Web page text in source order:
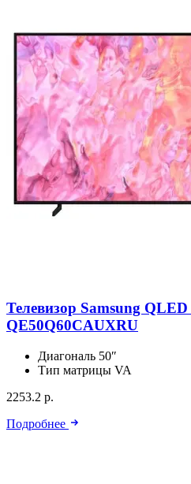
Телевизор Samsung
QE50Q60CAUXRU
Диагональ 50″
Тип матрицы VA
2253.2 р.
Подробнее